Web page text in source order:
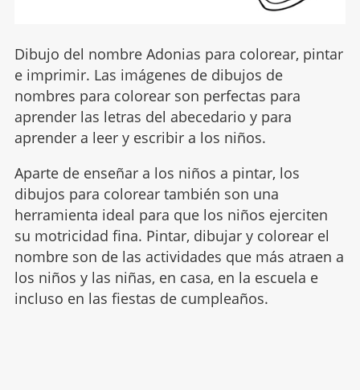
Dibujo del nombre Adonias para colorear, pintar
e imprimir. Las imágenes de dibujos de
nombres para colorear son perfectas para
aprender las letras del abecedario y para
aprender a leer y escribir a los niños.
Aparte de enseñar a los niños a pintar, los
dibujos para colorear también son una
herramienta ideal para que los niños ejerciten
su motricidad fina. Pintar, dibujar y colorear el
nombre son de las actividades que más atraen a
los niños y las niñas, en casa, en la escuela e
incluso en las fiestas de cumpleaños.